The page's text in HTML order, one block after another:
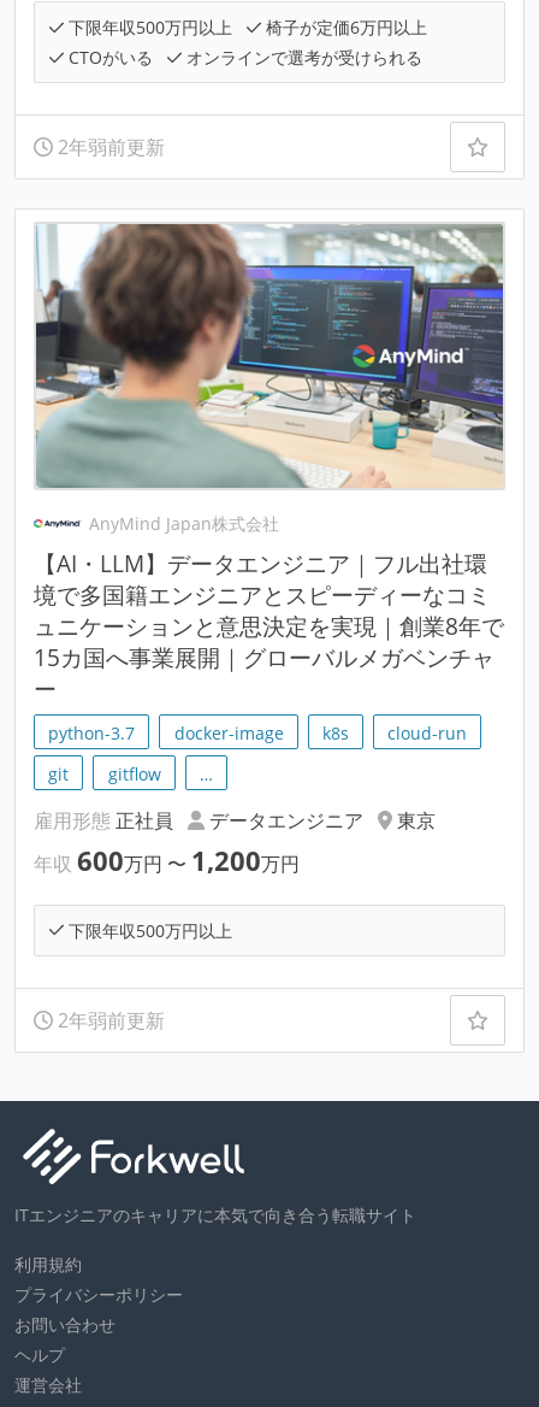
下限年収500万円以上
椅子が定価6万円以上
CTOがいる
オンラインで選考が受けられる
2年弱前更新
AnyMind Japan株式会社
【AI・LLM】データエンジニア｜フル出社環
境で多国籍エンジニアとスピーディーなコミ
ュニケーションと意思決定を実現｜創業8年で
15カ国へ事業展開｜グローバルメガベンチャ
ー
python-3.7 docker-image k8s
cloud-run
git
gitflow …
雇用形態 正社員 データエンジニア
東京
年収 600万円 〜 1,200万円
下限年収500万円以上
2年弱前更新
ITエンジニアのキャリアに本気で向き合う転職サイト
利用規約
プライバシーポリシー
お問い合わせ
ヘルプ
運営会社